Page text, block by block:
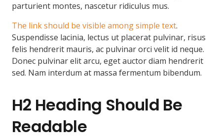
parturient montes, nascetur ridiculus mus.
The link should be visible among simple text.
Suspendisse lacinia, lectus ut placerat pulvinar, risus
felis hendrerit mauris, ac pulvinar orci velit id neque.
Donec pulvinar elit arcu, eget auctor diam hendrerit
sed. Nam interdum at massa fermentum bibendum.
H2 Heading Should Be
Readable